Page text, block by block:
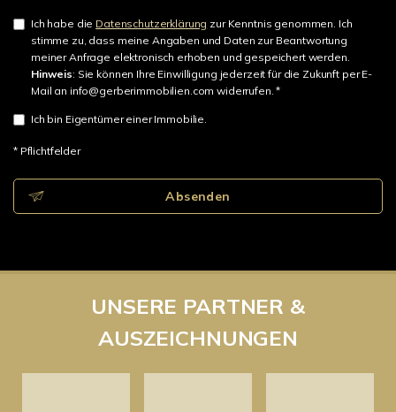
Ich habe die Datenschutzerklärung zur Kenntnis genommen. Ich
stimme zu, dass meine Angaben und Daten zur Beantwortung
meiner Anfrage elektronisch erhoben und gespeichert werden.
Hinweis: Sie können Ihre Einwilligung jederzeit für die Zukunft per E-
Mail an info@gerberimmobilien.com widerrufen. *
Ich bin Eigentümer einer Immobilie.
* Pflichtfelder
Absenden
UNSERE PARTNER &
AUSZEICHNUNGEN